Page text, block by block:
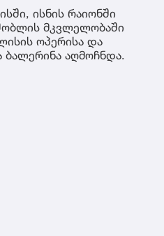
ისნის რაიონში
მკვლელობაში
ოპერისა და
ბალერინა აღმოჩნდა.